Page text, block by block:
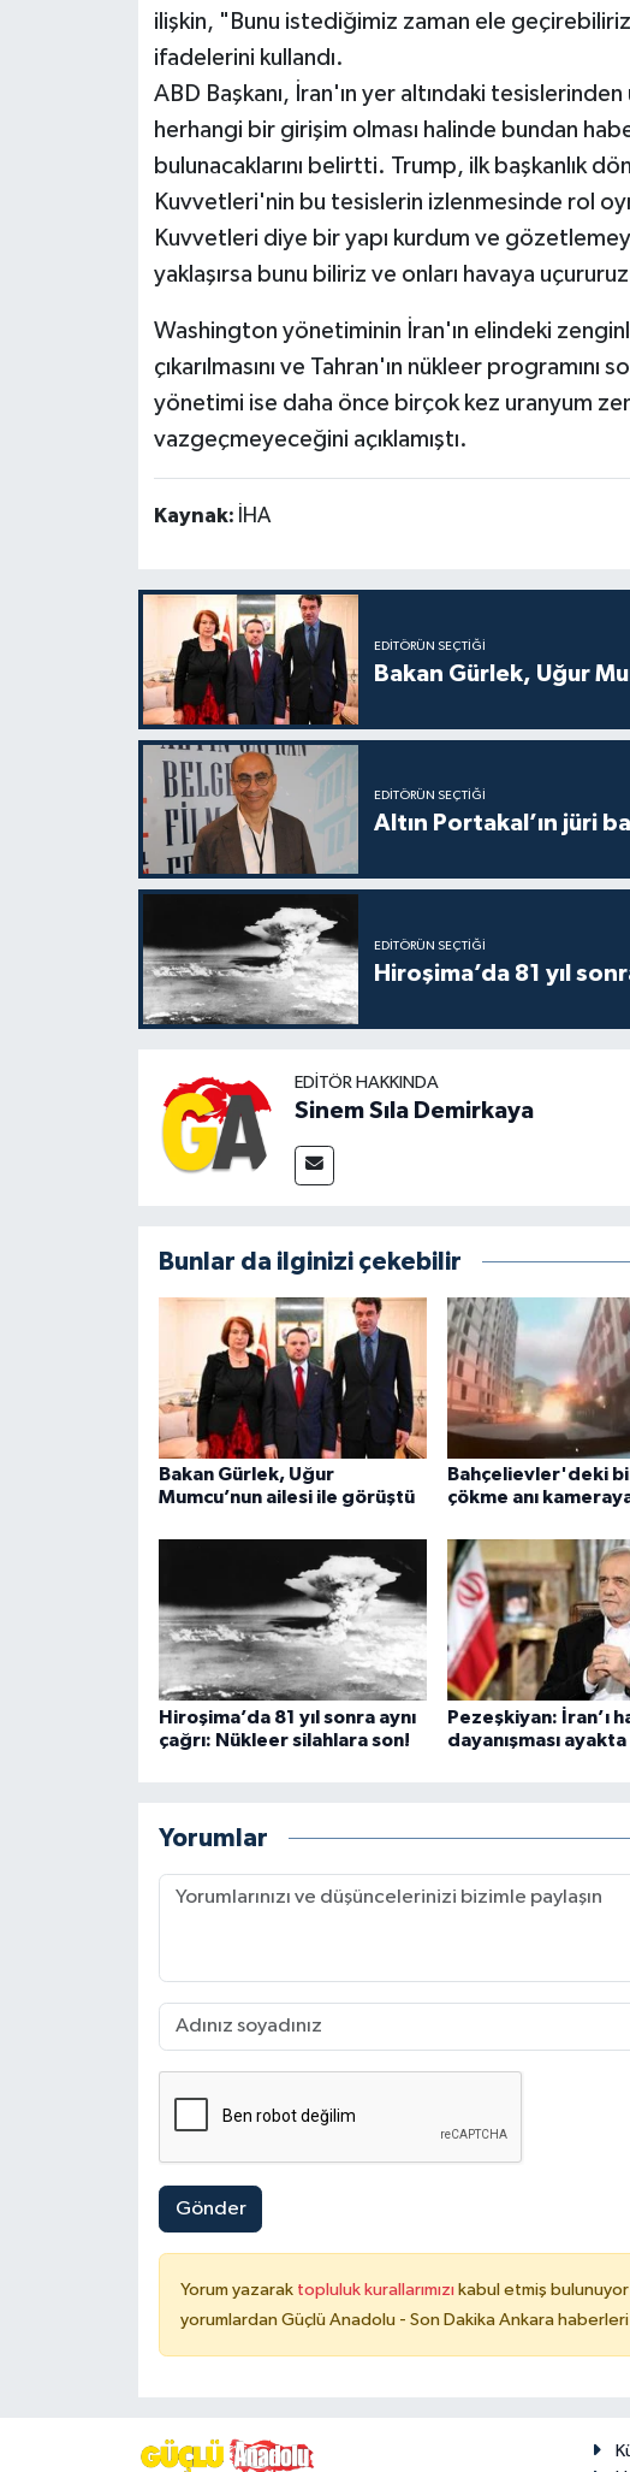
ilişkin, "Bunu istediğimiz zaman ele
ifadelerini kullandı.
ABD Başkanı, İran'ın yer altındaki tesislerinden
herhangi bir girişim olması halinde bundan
bulunacaklarını belirtti. Trump, ilk başkanlık
Kuvvetleri'nin bu tesislerin izlenmesinde rol
Kuvvetleri diye bir yapı kurdum ve
yaklaşırsa bunu biliriz ve onları havaya
Washington yönetiminin İran'ın elindeki
çıkarılmasını ve Tahran'ın nükleer
yönetimi ise daha önce birçok kez uranyum
vazgeçmeyeceğini açıklamıştı.
Kaynak: İHA
EDITÖRÜN SEÇTIĞI
Bakan Gürlek, Uğur
EDITÖRÜN SEÇTIĞI
Altın Portakal’ın jüri
EDITÖRÜN SEÇTIĞI
Hiroşima’da 81 yıl
EDITÖR HAKKINDA
Sinem Sıla Demirkaya
Bunlar da ilginizi çekebilir
Bakan Gürlek, Uğur
Mumcu’nun ailesi ile görüştü
Bahçelievler'deki
çökme anı
Hiroşima’da 81 yıl sonra aynı
çağrı: Nükleer silahlara son!
Pezeşkiyan: İran’ı
dayanışması
Yorumlar
Gönder
Yorum yazarak topluluk kurallarımızı kabul etmiş
yorumlardan Güçlü Anadolu - Son Dakika Ankara
Yaşam-Çevre